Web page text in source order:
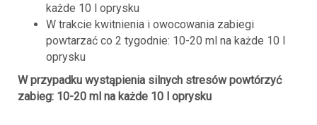
każde 10 l oprysku
W trakcie kwitnienia i owocowania zabiegi
powtarzać co 2 tygodnie: 10-20 ml na każde 10 l
oprysku
W przypadku wystąpienia silnych stresów powtórzyć
zabieg: 10-20 ml na każde 10 l oprysku